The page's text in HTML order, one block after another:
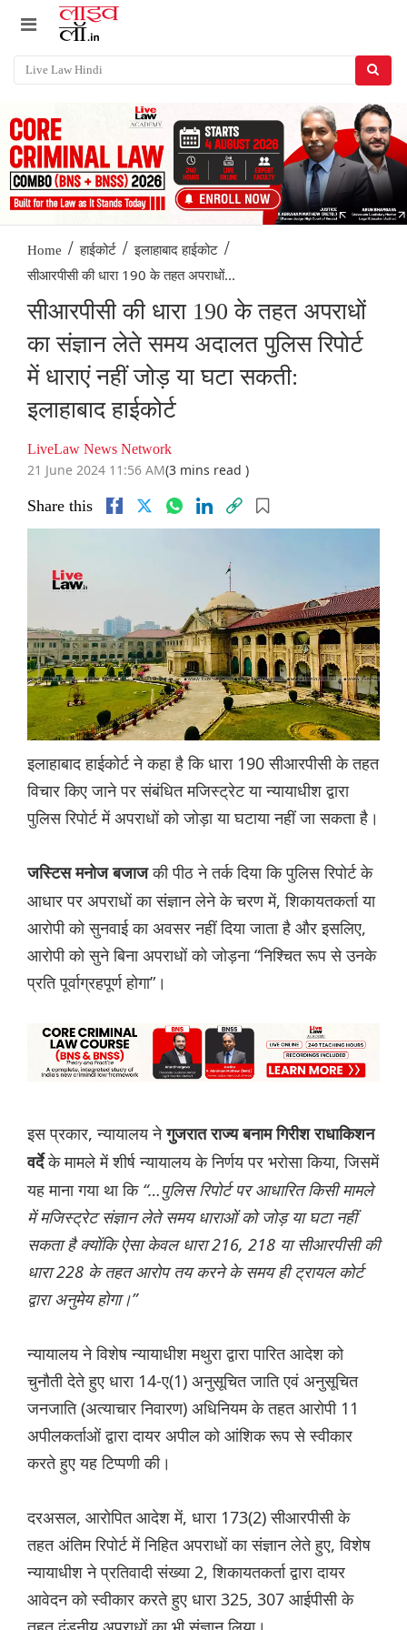
Home / हाईकोर्ट / इलाहाबाद हाईकोट /
सीआरपीसी की धारा 190 के तहत अपराधों...
सीआरपीसी की धारा 190 के तहत अपराधों
का संज्ञान लेते समय अदालत पुलिस रिपोर्ट
में धाराएं नहीं जोड़ या घटा सकती:
इलाहाबाद हाईकोर्ट
LiveLaw News Network
21 June 2024 11:56 AM(3 mins read )
Share this
इलाहाबाद हाईकोर्ट ने कहा है कि धारा 190 सीआरपीसी के तहत
विचार किए जाने पर संबंधित मजिस्ट्रेट या न्यायाधीश द्वारा
पुलिस रिपोर्ट में अपराधों को जोड़ा या घटाया नहीं जा सकता है।
जस्टिस मनोज बजाजकी पीठ ने तर्क दिया कि पुलिस रिपोर्ट के
आधार पर अपराधों का संज्ञान लेने के चरण में, शिकायतकर्ता या
आरोपी को सुनवाई का अवसर नहीं दिया जाता है और इसलिए,
आरोपी को सुने बिना अपराधों को जोड़ना “निश्चित रूप से उनके
प्रति पूर्वाग्रहपूर्ण होगा”।
इस प्रकार, न्यायालय नेगुजरात राज्य बनाम गिरीश राधाकिशन
वर्देके मामले में शीर्ष न्यायालय के निर्णय पर भरोसा किया, जिसमें
यह माना गया था कि “…पुलिस रिपोर्ट पर आधारित किसी मामले
में मजिस्ट्रेट संज्ञान लेते समय धाराओं को जोड़ या घटा नहीं
सकता है क्योंकि ऐसा केवल धारा 216, 218 या सीआरपीसी की
धारा 228 के तहत आरोप तय करने के समय ही ट्रायल कोर्ट
द्वारा अनुमेय होगा।”
न्यायालय ने विशेष न्यायाधीश मथुरा द्वारा पारित आदेश को
चुनौती देते हुए धारा 14-ए(1) अनुसूचित जाति एवं अनुसूचित
जनजाति (अत्याचार निवारण) अधिनियम के तहत आरोपी 11
अपीलकर्ताओं द्वारा दायर अपील को आंशिक रूप से स्वीकार
करते हुए यह टिप्पणी की।
दरअसल, आरोपित आदेश में, धारा 173(2) सीआरपीसी के
तहत अंतिम रिपोर्ट में निहित अपराधों का संज्ञान लेते हुए, विशेष
न्यायाधीश ने प्रतिवादी संख्या 2, शिकायतकर्ता द्वारा दायर
आवेदन को स्वीकार करते हुए धारा 325, 307 आईपीसी के